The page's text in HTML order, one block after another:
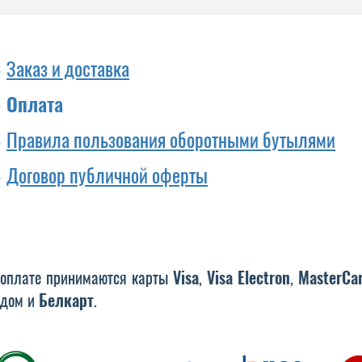
Заказ и доставка
Оплата
Правила пользования оборотными бутылями
Договор публичной оферты
принимаются картыVisa,Visa Electron,
и Белкарт.